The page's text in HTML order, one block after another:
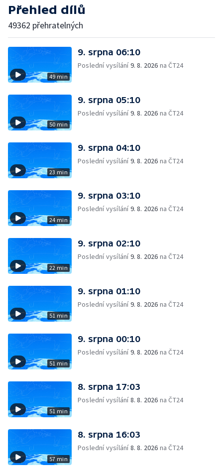
Přehled dílů
49362 přehratelných
49 min
9. srpna 06:10
Poslední vysílání9. 8. 2026 na ČT24
50 min
9. srpna 05:10
Poslední vysílání9. 8. 2026 na ČT24
23 min
9. srpna 04:10
Poslední vysílání9. 8. 2026 na ČT24
24 min
9. srpna 03:10
Poslední vysílání9. 8. 2026 na ČT24
22 min
9. srpna 02:10
Poslední vysílání9. 8. 2026 na ČT24
51 min
9. srpna 01:10
Poslední vysílání9. 8. 2026 na ČT24
51 min
9. srpna 00:10
Poslední vysílání9. 8. 2026 na ČT24
51 min
8. srpna 17:03
Poslední vysílání8. 8. 2026 na ČT24
57 min
8. srpna 16:03
Poslední vysílání8. 8. 2026 na ČT24